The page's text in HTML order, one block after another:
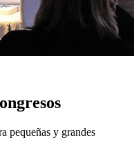
pequeñas y grandes